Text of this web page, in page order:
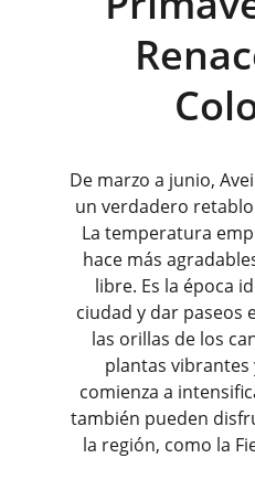
De marzo a junio,
un verdadero
La temperatura
hace más
libre. Es la época
ciudad y dar paseos
las orillas de los
plantas vibrantes
comienza a
también pueden
la región, como la